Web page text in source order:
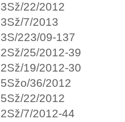
3Sž/22/2012
3Sž/7/2013
3S/223/09-137
2Sž/25/2012-39
2Sž/19/2012-30
5Sžo/36/2012
5Sž/22/2012
2Sž/7/2012-44